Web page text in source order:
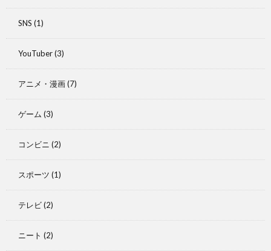
SNS (1)
YouTuber(3)
アニメ・漫画(7)
ゲーム (3)
コンビニ (2)
スポーツ (1)
テレビ(2)
ニート (2)